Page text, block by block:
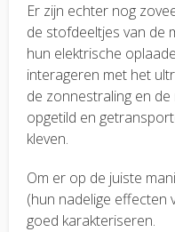
Er zijn echter nog
de stofdeeltjes van de
hun elektrische
interageren met het
de zonnestraling en
opgetild en
kleven.
Om er op de juiste
(hun nadelige effecten
goed karakteriseren.